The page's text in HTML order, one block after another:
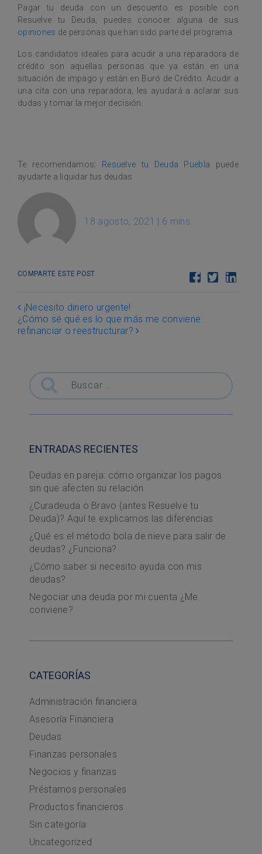
Pagar tu deuda con un descuento es posible con
Resuelve tu Deuda, puedes conocer alguna de sus
opiniones de personas que han sido parte del programa.
Los candidatos ideales para acudir a una reparadora de
crédito son aquellas personas que ya están en una
situación de impago y están en Buró de Crédito. Acudir a
una cita con una reparadora, les ayudará a aclarar sus
dudas y tomar la mejor decisión.
Te recomendamos: Resuelve tu Deuda Puebla puede
ayudarte a liquidar tus deudas
18 agosto, 2021 | 6 mins
COMPARTE ESTE POST
Post navigation
¡Necesito dinero urgente!
¿Cómo sé qué es lo que más me conviene:
refinanciar o reestructurar?
Buscar
ENTRADAS RECIENTES
Deudas en pareja: cómo organizar los pagos
sin que afecten su relación
¿Curadeuda o Bravo (antes Resuelve tu
Deuda)? Aquí te explicamos las diferencias
¿Qué es el método bola de nieve para salir de
deudas? ¿Funciona?
¿Cómo saber si necesito ayuda con mis
deudas?
Negociar una deuda por mi cuenta ¿Me
conviene?
CATEGORÍAS
Administración financiera
Asesoría Financiera
Deudas
Finanzas personales
Negocios y finanzas
Préstamos personales
Productos financieros
Sin categoría
Uncategorized